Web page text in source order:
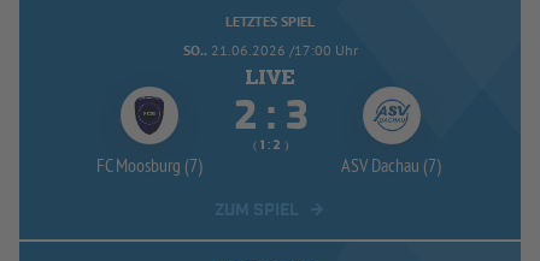
LETZTES SPIEL
SO.. 21.06.2026 /17:00 Uhr
FC Moosburg (7)
 : 
(  :  )
ASV Dachau (7)